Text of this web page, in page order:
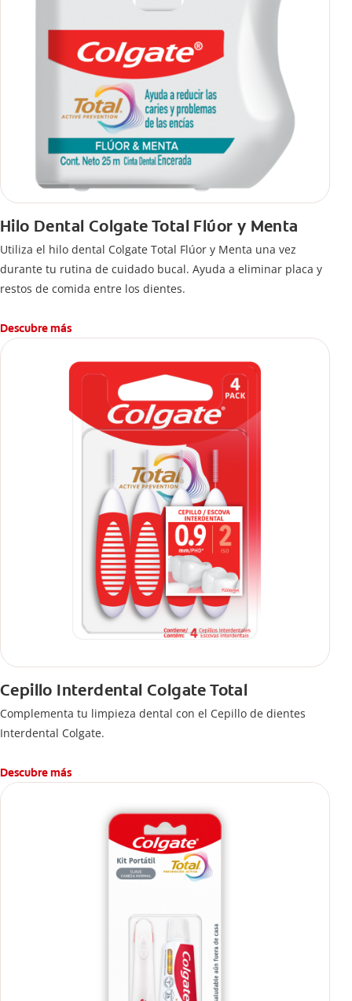
Hilo Dental Colgate Total Flúor y Menta
Utiliza el hilo dental Colgate Total Flúor y Menta una vez
durante tu rutina de cuidado bucal. Ayuda a eliminar placa y
restos de comida entre los dientes.
Descubre más
Cepillo Interdental Colgate Total
Complementa tu limpieza dental con el Cepillo de dientes
Interdental Colgate.
Descubre más